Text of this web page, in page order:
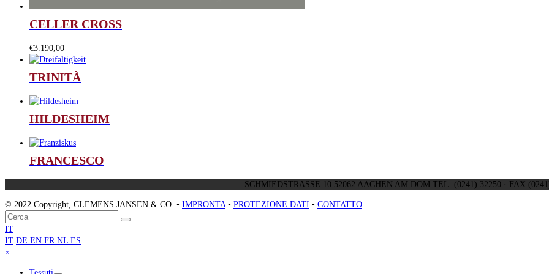
CELLER CROSS
€3.190,00
TRINITÀ
HILDESHEIM
FRANCESCO
SCHMIEDSTRASSE 10 52062 AACHEN AM DOM TEL. (0241) 32250 · FAX
© 2022 Copyright, CLEMENS JANSEN & CO. • IMPRONTA• PROTEZIONE DATI • CONTATTO
Torna
in
cima
Cerca
Invia
IT
IT DE EN FR NL ES
×